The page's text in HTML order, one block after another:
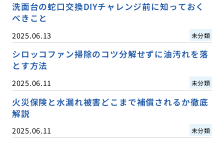
洗面台の蛇口交換DIYチャレンジ前に知っておく
べきこと
2025.06.13 未分類
シロッコファン掃除のコツ分解せずに油汚れを落
とす方法
2025.06.11 未分類
火災保険と水漏れ被害どこまで補償されるか徹底
解説
2025.06.11 未分類